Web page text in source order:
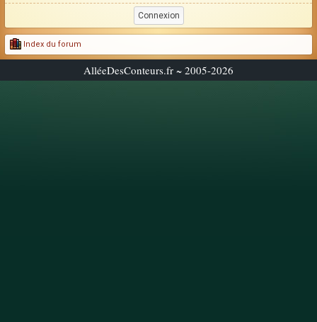
Index du forum
AlléeDesConteurs.fr ~ 2005-2026